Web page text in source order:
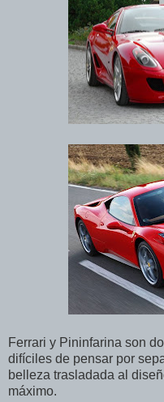
Ferrari y Pininfarina son
difíciles de pensar por
belleza trasladada al
máximo.